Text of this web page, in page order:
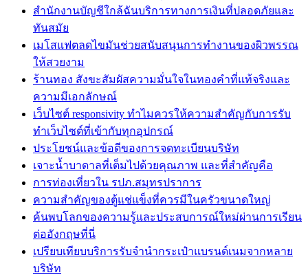
สำนักงานบัญชีใกล้ฉันบริการทางการเงินที่ปลอดภัยและ
ทันสมัย
เมโสแฟตลดไขมันช่วยสนับสนุนการทำงานของผิวพรรณ
ให้สวยงาม
ร้านทอง สังขะสัมผัสความมั่นใจในทองคำที่แท้จริงและ
ความมีเอกลักษณ์
เว็บไซต์ responsivity ทำไมควรให้ความสำคัญกับการรับ
ทำเว็บไซต์ที่เข้ากับทุกอุปกรณ์
ประโยชน์และข้อดีของการจดทะเบียนบริษัท
เจาะน้ำบาดาลที่เต็มไปด้วยคุณภาพ และที่สำคัญคือ
การท่องเที่ยวใน รปภ.สมุทรปราการ
ความสำคัญของตู้แช่แข็งที่ควรมีในครัวขนาดใหญ่
ค้นพบโลกของความรู้และประสบการณ์ใหม่ผ่านการเรียน
ต่ออังกฤษที่นี่
เปรียบเทียบบริการรับจำนำกระเป๋าแบรนด์เนมจากหลาย
บริษัท